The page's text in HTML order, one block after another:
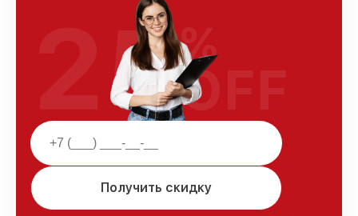
Получить скидку
25%
OFF